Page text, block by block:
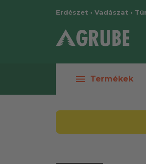
Erdészet • Vadászat •
menu Termékek